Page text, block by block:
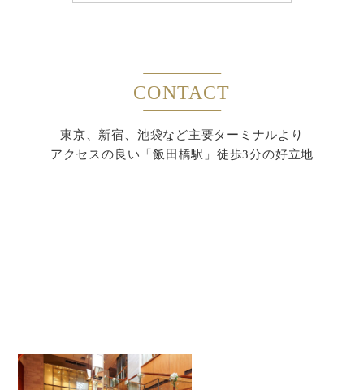
CONTACT
東京、新宿、池袋など主要ターミナルより
アクセスの良い「飯田橋駅」徒歩3分の好立地